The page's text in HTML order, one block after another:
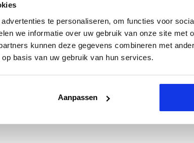
te personaliseren, om functies voor
we informatie over uw gebruik van onze site met
kunnen deze gegevens combineren met
basis van uw gebruik van hun services.
Aanpassen